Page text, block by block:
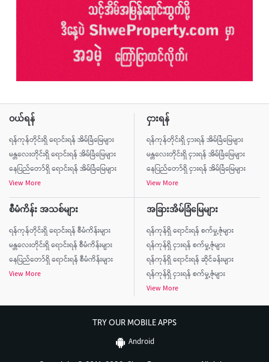
ဝယ်ရန်
ရန်ကုန်တိုင်းရှိ ရောင်းရန် အိမ်ခြံမြေများ
မန္တလေးတိုင်းရှိ ရောင်းရန် အိမ်ခြံမြေများ
နေပြည်တော်ရှိ ရောင်းရန် အိမ်ခြံမြေများ
View More
ငှားရန်
ရန်ကုန်တိုင်းရှိ ငှားရန် အိမ်ခြံမြေများ
မန္တလေးတိုင်းရှိ ငှားရန် အိမ်ခြံမြေများ
နေပြည်တော်ရှိ ငှားရန် အိမ်ခြံမြေများ
View More
စီမံကိန်း အသစ်များ
ရန်ကုန်တိုင်းရှိ ရောင်းရန် စီမံကိန်းများ
မန္တလေးတိုင်းရှိ ရောင်းရန် စီမံကိန်းများ
နေပြည်တော်ရှိ ရောင်းရန် စီမံကိန်းများ
View More
အခြားအိမ်ခြံမြေများ
ရန်ကုန်ရှိ ရောင်းရန် စက်မှု့ဇုံများ
ရန်ကုန်ရှိ ငှားရန် စက်မှု့ဇုံများ
ရန်ကုန်ရှိ ရောင်းရန် ဆိုင်ခန်းများ
ရန်ကုန်ရှိ ငှားရန် စက်မှု့ဇုံများ
View More
TRY OUR MOBILE APPS
Android